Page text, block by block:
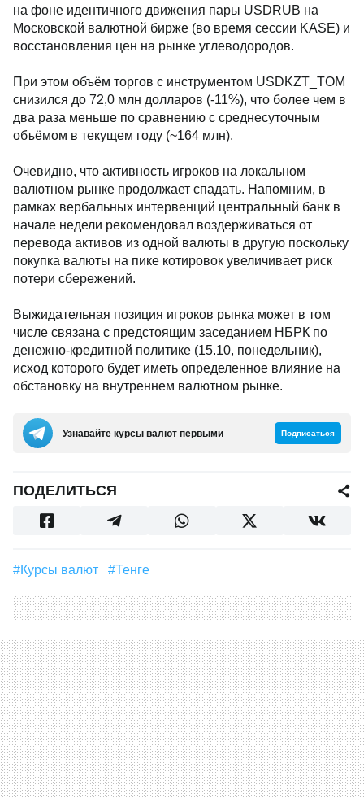
на фоне идентичного движения пары USDRUB на
Московской валютной бирже (во время сессии KASE) и
восстановления цен на рынке углеводородов.
При этом объём торгов с инструментом USDKZT_TOM
снизился до 72,0 млн долларов (-11%), что более чем в
два раза меньше по сравнению с среднесуточным
объёмом в текущем году (~164 млн).
Очевидно, что активность игроков на локальном
валютном рынке продолжает спадать. Напомним, в
рамках вербальных интервенций центральный банк в
начале недели рекомендовал воздерживаться от
перевода активов из одной валюты в другую поскольку
покупка валюты на пике котировок увеличивает риск
потери сбережений.
Выжидательная позиция игроков рынка может в том
числе связана с предстоящим заседанием НБРК по
денежно-кредитной политике (15.10, понедельник),
исход которого будет иметь определенное влияние на
обстановку на внутреннем валютном рынке.
Узнавайте курсы валют первыми Подписаться
ПОДЕЛИТЬСЯ
#Курсы валют #Тенге